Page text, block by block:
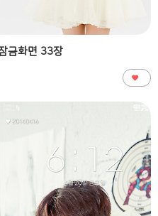
금화면 33장